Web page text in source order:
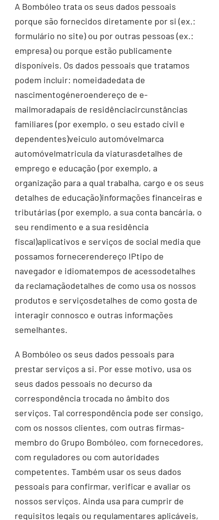
A Bombóleo trata os seus dados pessoais
porque são fornecidos diretamente por si (ex.:
formulário no site) ou por outras pessoas (ex.:
empresa) ou porque estão publicamente
disponíveis. Os dados pessoais que tratamos
podem incluir: nomeidadedata de
nascimentogéneroendereço de e-
mailmoradapaís de residênciacircunstâncias
familiares (por exemplo, o seu estado civil e
dependentes)veiculo automóvelmarca
automóvelmatricula da viaturasdetalhes de
emprego e educação (por exemplo, a
organização para a qual trabalha, cargo e os seus
detalhes de educação)informações financeiras e
tributárias (por exemplo, a sua conta bancária, o
seu rendimento e a sua residência
fiscal)aplicativos e serviços de social media que
possamos fornecerendereço IPtipo de
navegador e idiomatempos de acessodetalhes
da reclamaçãodetalhes de como usa os nossos
produtos e serviçosdetalhes de como gosta de
interagir connosco e outras informações
semelhantes.
A Bombóleo os seus dados pessoais para
prestar serviços a si. Por esse motivo, usa os
seus dados pessoais no decurso da
correspondência trocada no âmbito dos
serviços. Tal correspondência pode ser consigo,
com os nossos clientes, com outras firmas-
membro do Grupo Bombóleo, com fornecedores,
com reguladores ou com autoridades
competentes. Também usar os seus dados
pessoais para confirmar, verificar e avaliar os
nossos serviços. Ainda usa para cumprir de
requisitos legais ou regulamentares aplicáveis,